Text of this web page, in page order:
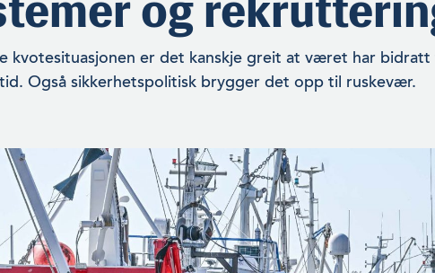
kvotesituasjonen er det kanskje greit at været har
Også sikkerhetspolitisk brygger det opp til ruskevær.